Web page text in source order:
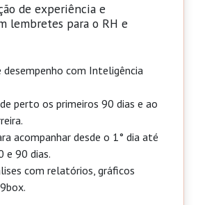
de experiência e
lembretes para o RH e
desempenho com Inteligência
perto os primeiros 90 dias e ao
acompanhar desde o 1° dia até
e 90 dias.
com relatórios, gráficos